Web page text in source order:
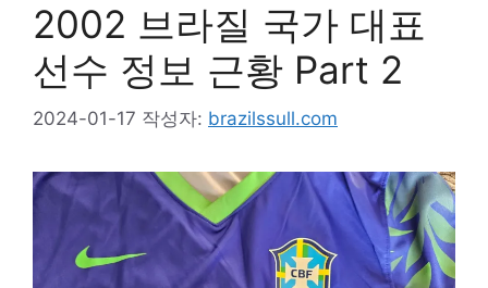
2002 브라질 국가 대표
선수 정보 근황 Part 2
2024-01-17 작성자: brazilssull.com